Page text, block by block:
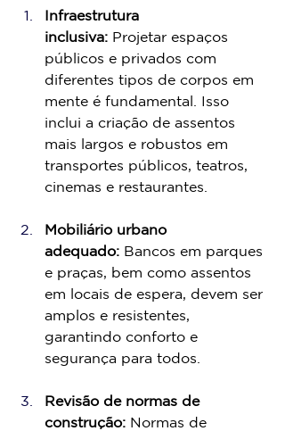
Infraestrutura
inclusiva: Projetar espaços
públicos e privados com
diferentes tipos de corpos em
mente é fundamental. Isso
inclui a criação de assentos
mais largos e robustos em
transportes públicos, teatros,
cinemas e restaurantes.
Mobiliário urbano
adequado: Bancos em parques
e praças, bem como assentos
em locais de espera, devem ser
amplos e resistentes,
garantindo conforto e
segurança para todos.
Revisão de normas de
construção: Normas de